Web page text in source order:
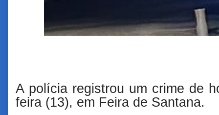
A polícia registrou um crime de
feira (13), em Feira de Santana.